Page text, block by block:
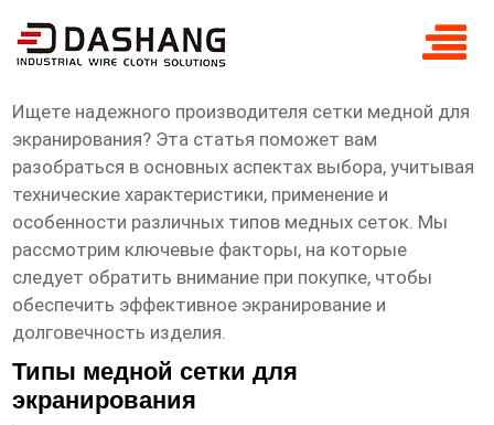
сетка медная для экранирования
Производитель
Ищете надежного производителя сетки медной для
экранирования? Эта статья поможет вам
разобраться в основных аспектах выбора, учитывая
технические характеристики, применение и
особенности различных типов медных сеток. Мы
рассмотрим ключевые факторы, на которые
следует обратить внимание при покупке, чтобы
обеспечить эффективное экранирование и
долговечность изделия.
Типы медной сетки для
экранирования